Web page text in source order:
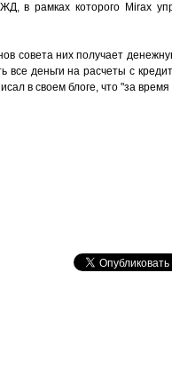
в рамках которого Mirax
совета них получает
деньги на расчеты с
в своем блоге, что "за